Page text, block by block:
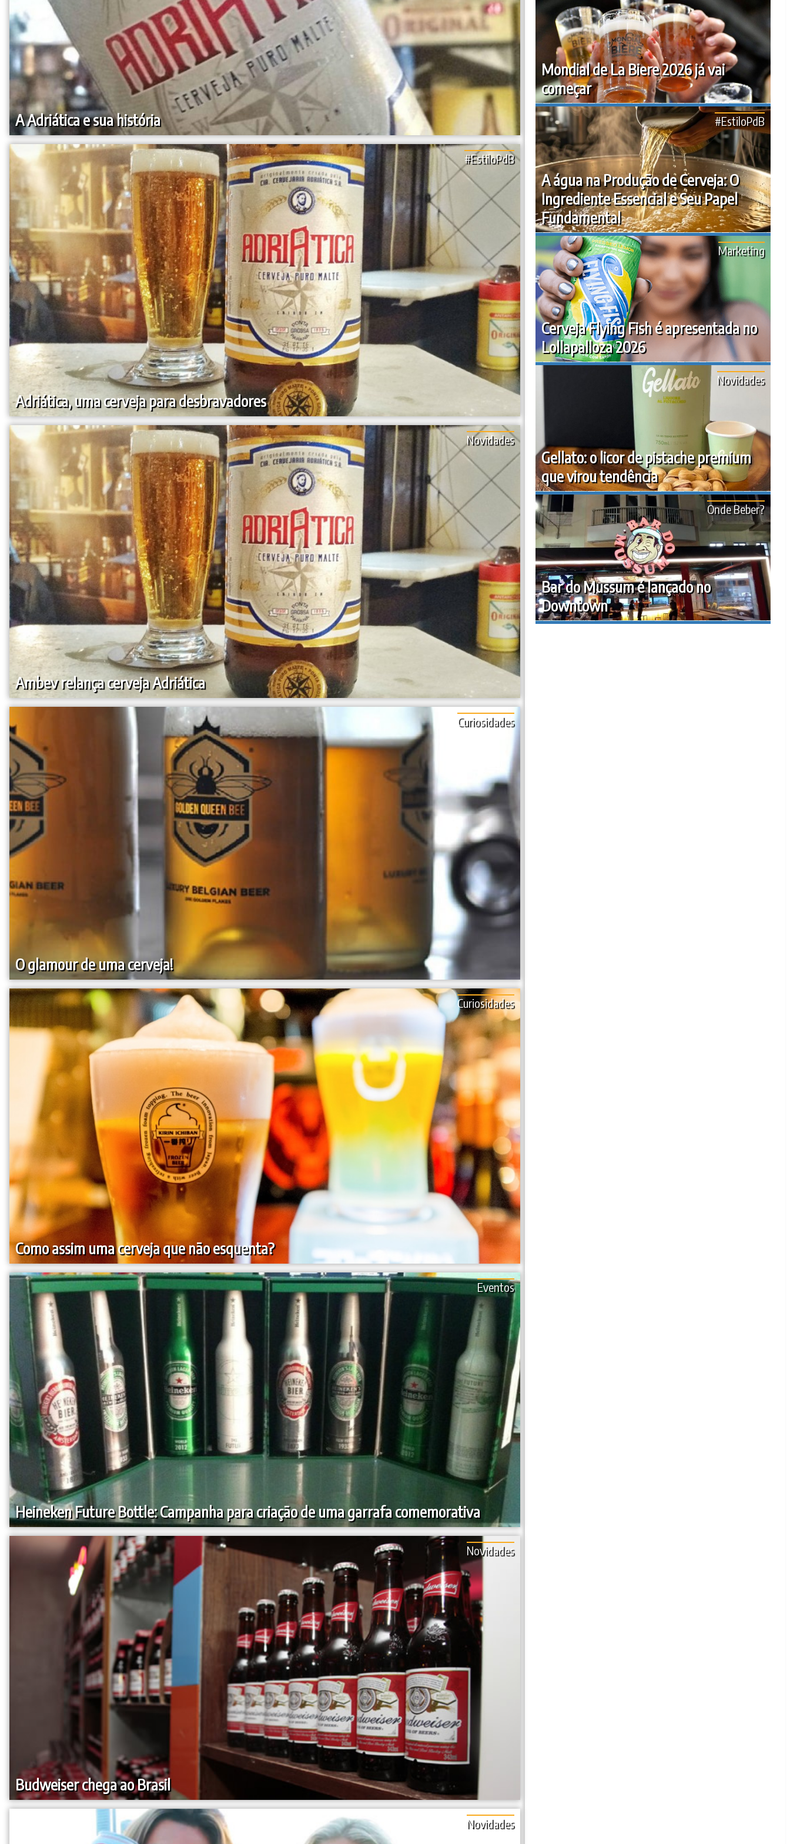
A Adriática e sua história
Adriática, uma cerveja para desbravadores
#EstiloPdB
Ambev relança cerveja Adriática
Novidades
O glamour de uma cerveja!
Curiosidades
Como assim uma cerveja que não esquenta?
Curiosidades
Heineken Future Bottle: Campanha para criação de uma garrafa comemorativa
Eventos
Budweiser chega ao Brasil
Novidades
Novidades
Mondial de La Biere 2026 já vai
começar
A água na Produção de Cerveja: O
Ingrediente Essencial e Seu Papel
Fundamental
#EstiloPdB
Cerveja Flying Fish é apresentada no
Lollapalloza 2026
Marketing
Gellato: o licor de pistache premium
que virou tendência
Novidades
Bar do Mussum é lançado no
Downtown
Onde Beber?